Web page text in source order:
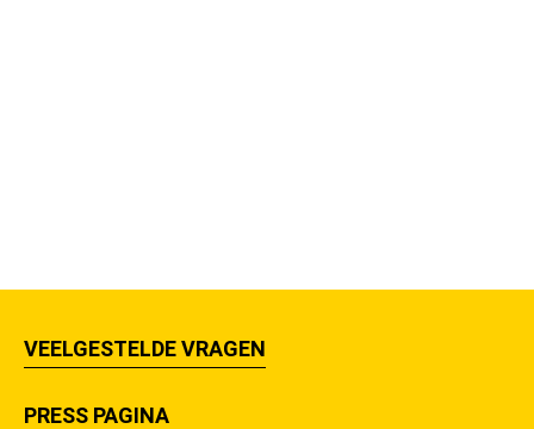
VEELGESTELDE VRAGEN
PRESS PAGINA